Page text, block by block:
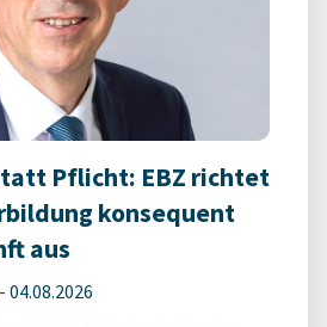
Pflicht: EBZ richtet
konsequent
aus
- 04.08.2026